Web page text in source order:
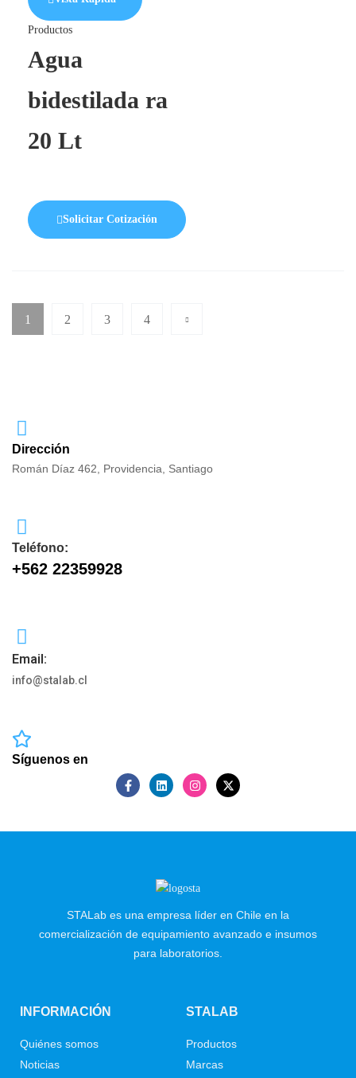
Productos
Agua
bidestilada ra
20 Lt
Solicitar Cotización
1 2 3 4
Dirección
Román Díaz 462, Providencia, Santiago
Teléfono:
+562 22359928
Email:
info@stalab.cl
Síguenos en
STALab es una empresa líder en Chile en la
comercialización de equipamiento avanzado e insumos
para laboratorios.
INFORMACIÓN
Quiénes somos
Noticias
STALAB
Productos
Marcas